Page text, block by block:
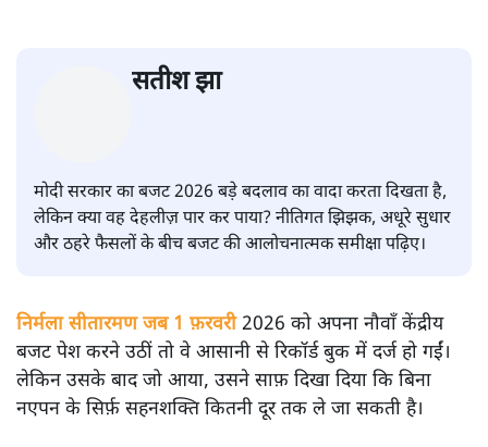
सतीश झा
मोदी सरकार का बजट 2026 बड़े बदलाव का वादा करता दिखता है,